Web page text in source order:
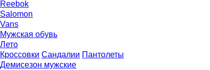
Reebok
Salomon
Vans
Мужская обувь
Лето
Кроссовки Сандалии Пантолеты
Демисезон мужские